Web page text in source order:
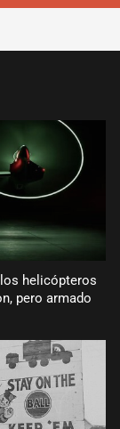
helicópteros
pero armado